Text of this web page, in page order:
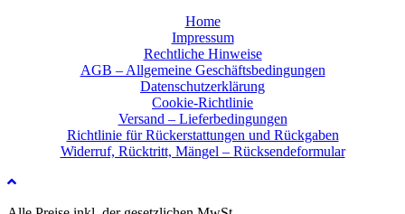
Home
Impressum
Rechtliche Hinweise
AGB – Allgemeine Geschäftsbedingungen
Datenschutzerklärung
Cookie-Richtlinie
Versand – Lieferbedingungen
Richtlinie für Rückerstattungen und Rückgaben
Widerruf, Rücktritt, Mängel – Rücksendeformular